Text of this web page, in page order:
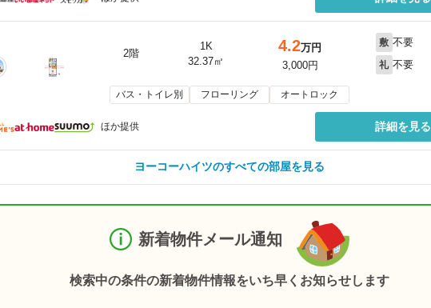
2階
1K
32.37㎡
4.2万円
3,000円
敷 不要
礼 不要
バス・トイレ別 フローリング オートロック
ほか提供 詳細を見る
ヨーコーハイツのすべての部屋を見る
新着物件メール通知
検索中の条件の新着物件情報をいち早くお知らせします